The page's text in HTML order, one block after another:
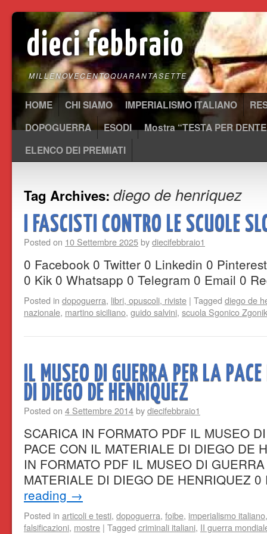
dieci febbraio
MILLENOVECENTOQUARANTASETTE
HOME CHI SIAMO IMPERIALISMO ITALIANO
DOPOGUERRA
ESODI
Mostra “TESTA PER
ELENCO DEI PREMIATI
Tag Archives: diego de henriquez
I FASCISTI CONTRO LE SCUOLE
Posted on 10 Settembre 2025bydiecifebbraio1
0 Facebook 0 Twitter 0 Linkedin 0
0 Kik 0 Whatsapp 0 Telegram 0 Email 0
Posted in dopoguerra, libri, opuscoli, riviste | Tagged diego de
nazionale, martino siciliano, guido salvini, scuola Sgonico Zgonik
IL MUSEO DI GUERRA PER LA
DI DIEGO DE HENRIQUEZ
Posted on 4 Settembre 2014bydiecifebbraio1
SCARICA IN FORMATO PDF IL MUSEO
PACE CON IL MATERIALE DI DIEGO
IN FORMATO PDF IL MUSEO DI
MATERIALE DI DIEGO DE HENRIQUEZ
reading →
Posted in articoli e testi, dopoguerra, foibe, imperialismo italiano
falsificazioni, mostre | Tagged criminali italiani, II guerra